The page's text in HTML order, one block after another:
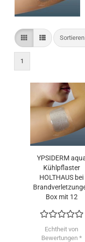
1
YPSIDERM
Kühlpflaster
HOLTHAUS bei
Box mit 12
Echtheit von
Bewertungen *